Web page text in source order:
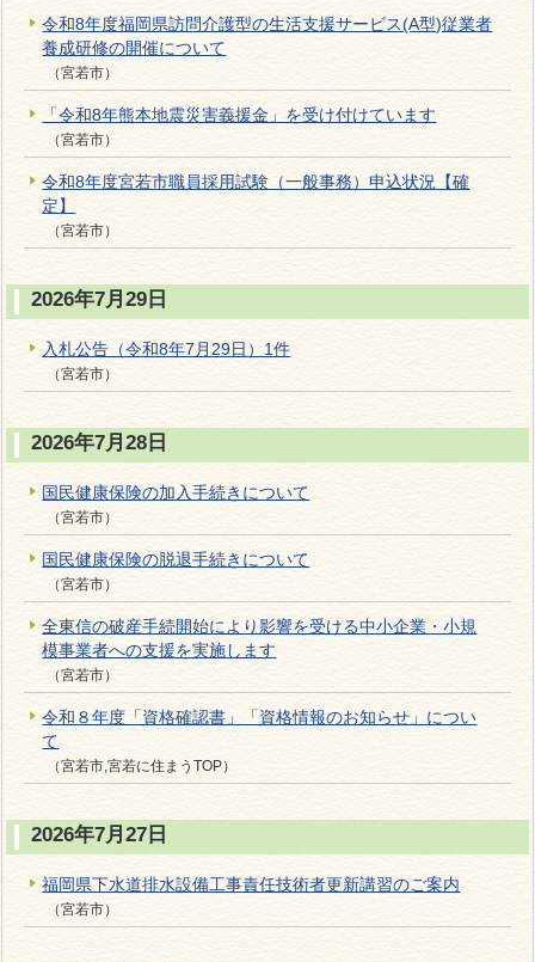
令和8年度福岡県訪問介護型の生活支援サービス(A型)従業者
養成研修の開催について
（宮若市）
「令和8年熊本地震災害義援金」を受け付けています
（宮若市）
令和8年度宮若市職員採用試験（一般事務）申込状況【確
定】
（宮若市）
2026年7月29日
入札公告（令和8年7月29日）1件
（宮若市）
2026年7月28日
国民健康保険の加入手続きについて
（宮若市）
国民健康保険の脱退手続きについて
（宮若市）
全東信の破産手続開始により影響を受ける中小企業・小規
模事業者への支援を実施します
（宮若市）
令和８年度「資格確認書」「資格情報のお知らせ」につい
て
（宮若市,宮若に住まうTOP）
2026年7月27日
福岡県下水道排水設備工事責任技術者更新講習のご案内
（宮若市）